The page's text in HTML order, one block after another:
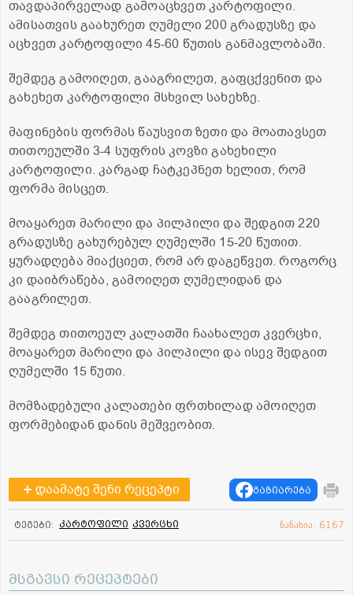
თავდაპირველად გამოაცხვეთ კარტოფილი.
ამისათვის გაახურეთ ღუმელი 200 გრადუსზე და
აცხვეთ კარტოფილი 45-60 წუთის განმავლობაში.
შემდეგ გამოიღეთ, გააგრილეთ, გაფცქვენით და
გახეხეთ კარტოფილი მსხვილ სახეხზე.
მაფინების ფორმას წაუსვით ზეთი და მოათავსეთ
თითოეულში 3-4 სუფრის კოვზი გახეხილი
კარტოფილი. კარგად ჩატკეპნეთ ხელით, რომ
ფორმა მისცეთ.
მოაყარეთ მარილი და პილპილი და შედგით 220
გრადუსზე გახურებულ ღუმელში 15-20 წუთით.
ყურადღება მიაქციეთ, რომ არ დაგეწვეთ. როგორც
კი დაიბრაწება, გამოიღეთ ღუმელიდან და
გააგრილეთ.
შემდეგ თითოეულ კალათში ჩაახალეთ კვერცხი,
მოაყარეთ მარილი და პილპილი და ისევ შედგით
ღუმელში 15 წუთი.
მომზადებული კალათები ფრთხილად ამოიღეთ
ფორმებიდან დანის მეშვეობით.
დაამატე შენი რეცეპტი გაზიარება
ტეგები: კარტოფილი კვერცხი ნანახია: 6167
მსგავსი რეცეპტები